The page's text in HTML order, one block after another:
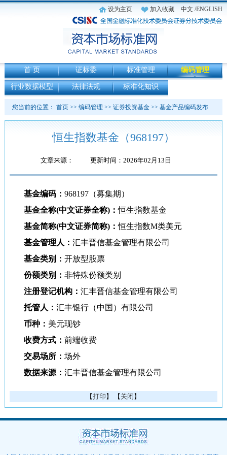
设为主页 加入收藏 中文 /ENGLISH
首 页 证标委 标准管理 编码管理
行业数据模型 法律法规 标准化知识
您当前的位置： 首页>> 编码管理 >> 证券投资基金>> 基金产品编码发布
恒生指数基金（968197）
文章来源： 更新时间：2026年02月13日
基金编码： 968197（募集期）
基金全称(中文证券全称)：恒生指数基金
基金简称(中文证券简称)：恒生指数M类美元
基金管理人： 汇丰晋信基金管理有限公司
基金类别： 开放型股票
份额类别： 非特殊份额类别
注册登记机构： 汇丰晋信基金管理有限公司
托管人： 汇丰银行（中国）有限公司
币种： 美元现钞
收费方式： 前端收费
交易场所： 场外
数据来源： 汇丰晋信基金管理有限公司
【打印 】 【 关闭 】